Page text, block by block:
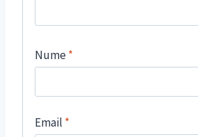
Nume*
Email *